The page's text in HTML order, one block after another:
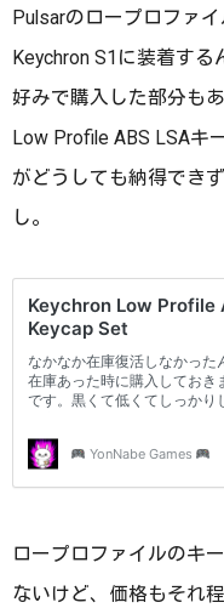
Pulsarのロープロファ
Keychron S1に装着す
好みで購入した部分も
Low Profile ABS LSAキ
がどうしても納得でき
し。
ロープロファイルのキ
ないけど、価格もそれ